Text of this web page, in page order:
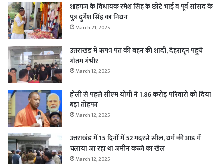
शाहगंज के विधायक रमेश सिंह के छोटे भाई व पूर्व सांसद के
पुत्र दुर्गेश सिंह का निधन
March 21, 2025
उत्तराखंड में ऋषभ पंत की बहन की शादी, देहरादून पहुंचे
गौतम गंभीर
March 12, 2025
होली से पहले सीएम योगी ने 1.86 करोड़ परिवारों को दिया
बड़ा तोहफा
March 12, 2025
उत्तराखंड में 15 दिनों में 52 मदरसे सील, धर्म की आड़ में
चलाया जा रहा था जमीन कब्जे का खेल
March 12, 2025